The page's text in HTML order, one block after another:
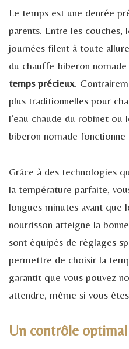
Le temps est une denrée
parents. Entre les couches,
journées filent à toute
du chauffe-biberon
temps précieux.
plus traditionnelles pour
l’eau chaude du robinet ou
biberon nomade
Grâce à des technologies
la température parfaite,
longues minutes avant
nourrisson atteigne la
sont équipés de réglages
permettre de choisir la
garantit que vous pouvez
attendre, même si vous
Un contrôle